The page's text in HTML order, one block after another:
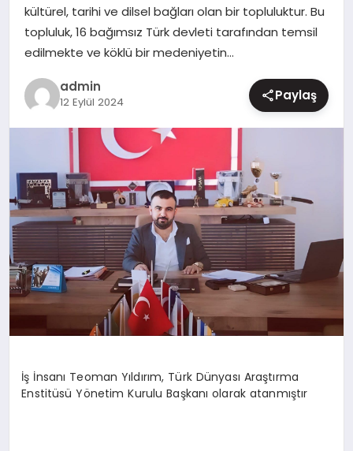
kültürel, tarihi ve dilsel bağları olan bir topluluktur. Bu
topluluk, 16 bağımsız Türk devleti tarafından temsil
edilmekte ve köklü bir medeniyetin…
admin
12 Eylül 2024 Paylaş
İş İnsanı Teoman Yıldırım, Türk Dünyası Araştırma
Enstitüsü Yönetim Kurulu Başkanı olarak atanmıştır